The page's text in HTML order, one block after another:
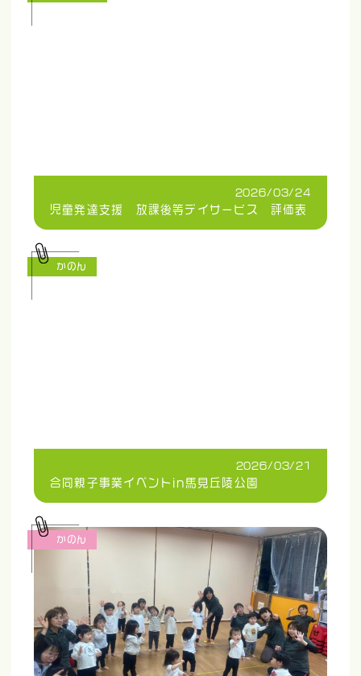
2026/03/24
児童発達支援 放課後等デイサービス 評価表
2026/03/21
合同親子事業イベントin馬見丘陵公園
かのん
かのん